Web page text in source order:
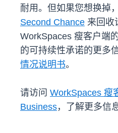
耐用。但如果您想换掉
Second Chance 来回收
WorkSpaces 瘦客户端
的可持续性承诺的更多
情况说明书。
请访问 WorkSpaces 瘦
Business，了解更多信